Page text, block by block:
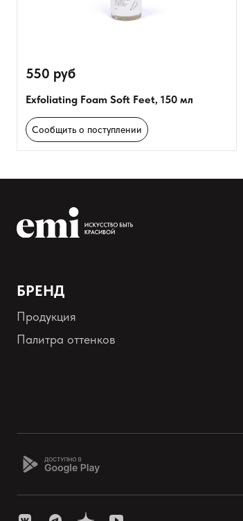
550 руб
Exfoliating Foam Soft Feet, 150 мл
Сообщить о поступлении
БРЕНД
Продукция
Палитра оттенков